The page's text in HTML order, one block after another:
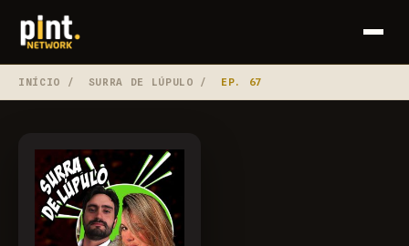
INÍCIO / SURRA DE LÚPULO / EP. 67